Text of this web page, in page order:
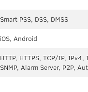
Smart PSS, DSS, DMSS
iOS, Android
HTTP, HTTPS, TCP/IP, IPv4,
SNMP, Alarm Server, P2P,